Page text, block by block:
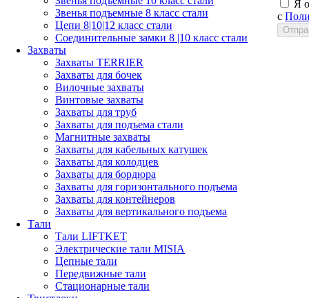
Звенья подъемные 8 класс стали
Цепи 8|10|12 класс стали
Соединительные замки 8 |10 класс стали
Захваты
Захваты TERRIER
Захваты для бочек
Вилочные захваты
Винтовые захваты
Захваты для труб
Захваты для подъема стали
Магнитные захваты
Захваты для кабельных катушек
Захваты для колодцев
Захваты для бордюра
Захваты для горизонтального подъема
Захваты для контейнеров
Захваты для вертикального подъема
Тали
Тали LIFTKET
Электрические тали MISIA
Цепные тали
Передвижные тали
Стационарные тали
Я
с